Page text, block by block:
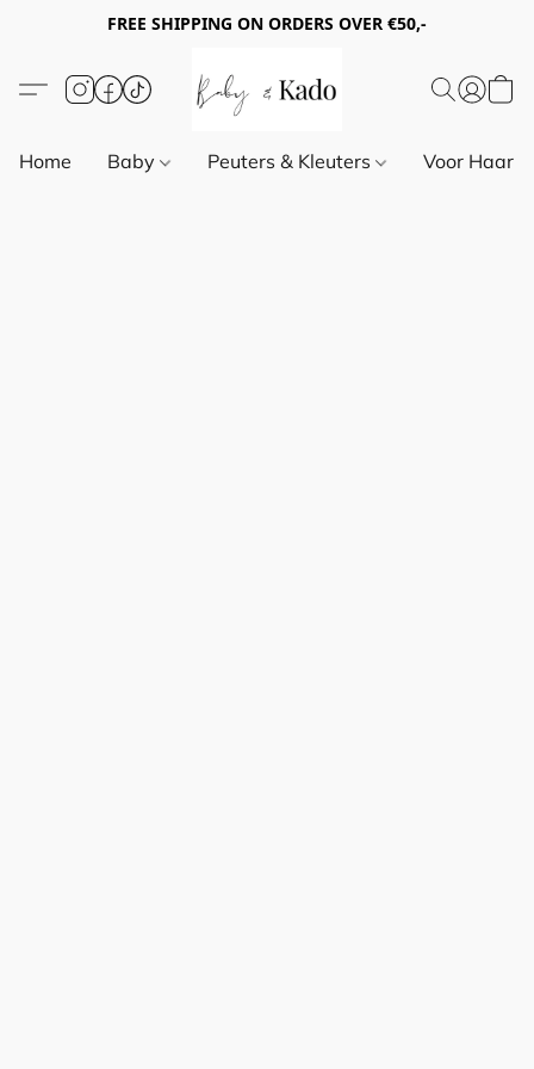
FREE SHIPPING ON ORDERS OVER €50,-
Home Baby Peuters & Kleuters Voor Haar